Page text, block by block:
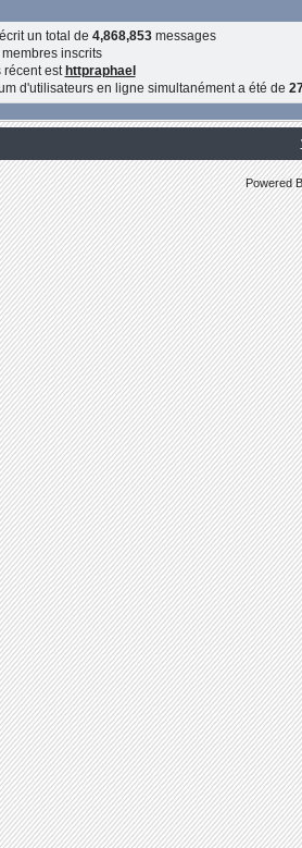
un total de 4,868,853messages
inscrits
récent est httpraphael
d'utilisateurs en ligne simultanément a été de
Powered